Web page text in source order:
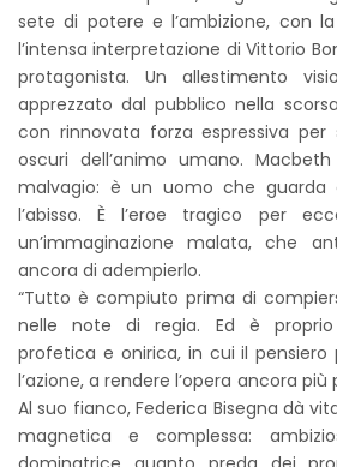
sete di potere e l’ambizione, con
l’intensa interpretazione di Vittorio
protagonista. Un allestimento
apprezzato dal pubblico nella
con rinnovata forza espressiva per
oscuri dell’animo umano.
malvagio: è un uomo che
l’abisso. È l’eroe tragico per
un’immaginazione malata, che
ancora di adempierlo.
“Tutto è compiuto prima di
nelle note di regia. Ed è proprio
profetica e onirica, in cui il
l’azione, a rendere l’opera ancora
Al suo fianco, Federica Bisegna dà
magnetica e complessa: